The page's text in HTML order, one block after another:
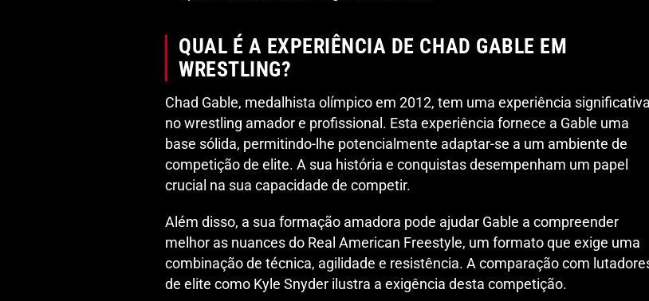
QUAL É A EXPERIÊNCIA DE CHAD GABLE EM
WRESTLING?
Chad Gable, medalhista olímpico em 2012, tem uma experiência significativa
no wrestling amador e profissional. Esta experiência fornece a Gable uma
base sólida, permitindo-lhe potencialmente adaptar-se a um ambiente de
competição de elite. A sua história e conquistas desempenham um papel
crucial na sua capacidade de competir.
Além disso, a sua formação amadora pode ajudar Gable a compreender
melhor as nuances do Real American Freestyle, um formato que exige uma
combinação de técnica, agilidade e resistência. A comparação com
de elite como Kyle Snyder ilustra a exigência desta competição.